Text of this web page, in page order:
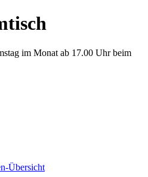
im Monat ab 17.00 Uhr beim
Übersicht